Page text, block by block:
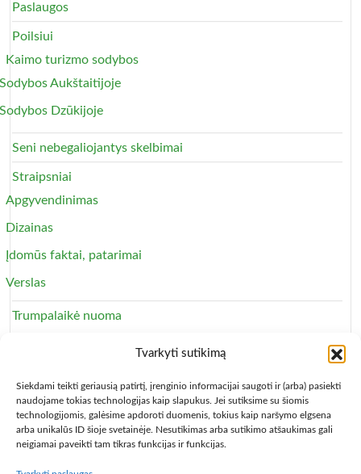
Tvarkyti sutikimą
Siekdami teikti geriausią patirtį, įrenginio informacijai saugoti ir (arba) pasiekti
naudojame tokias technologijas kaip slapukus. Jei sutiksime su šiomis
technologijomis, galėsime apdoroti duomenis, tokius kaip naršymo elgsena
arba unikalūs ID šioje svetainėje. Nesutikimas arba sutikimo atšaukimas gali
neigiamai paveikti tam tikras funkcijas ir funkcijas.
Paslaugos
Poilsiui
Kaimo turizmo sodybos
Sodybos Aukštaitijoje
Sodybos Dzūkijoje
Seni nebegaliojantys skelbimai
Straipsniai
Apgyvendinimas
Dizainas
Įdomūs faktai, patarimai
Verslas
Trumpalaikė nuoma